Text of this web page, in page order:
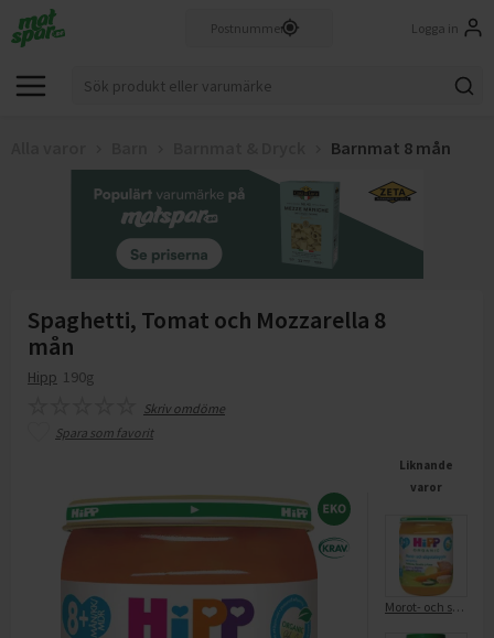
Logga in
Barnmat 8 mån
Spaghetti, Tomat och Mozzarella 8
mån
Hipp 190g
Skriv omdöme
Spara som favorit
Liknande
varor
Morot- och sötpotatisgryta med kyckling 8 mån